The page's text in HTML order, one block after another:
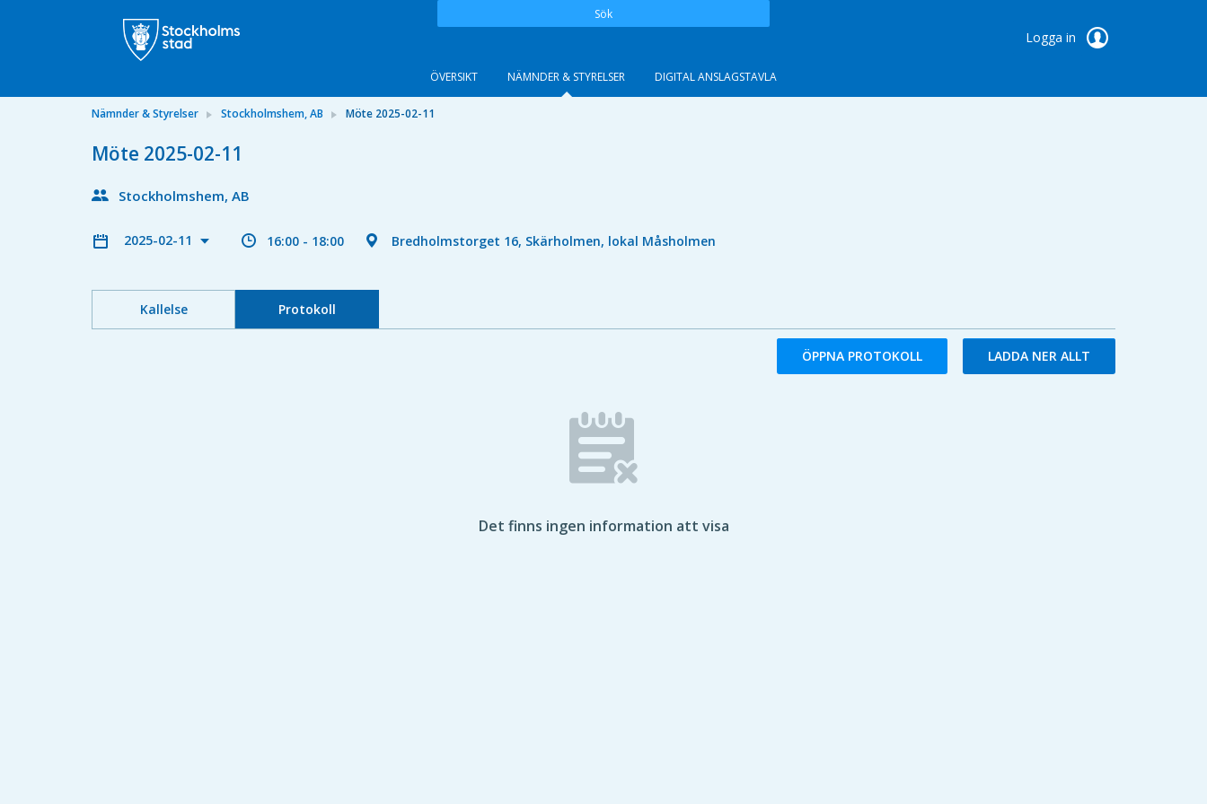
Sök
Logga in
ÖVERSIKT NÄMNDER & STYRELSER DIGITAL ANSLAGSTAVLA
Nämnder & Styrelser Stockholmshem, AB Möte 2025-02-11
Möte 2025-02-11
Stockholmshem, AB
2025-02-11 16:00 - 18:00 Bredholmstorget 16, Skärholmen, lokal Måsholmen
Kallelse Protokoll
ÖPPNA PROTOKOLL LADDA NER ALLT
Det finns ingen information att visa